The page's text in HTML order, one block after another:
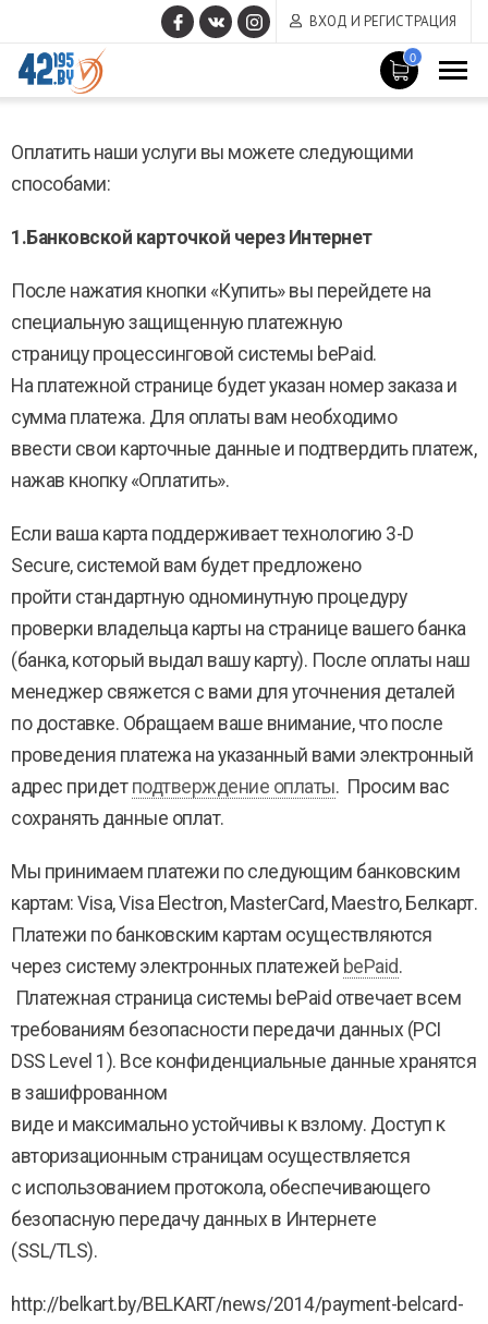
ВХОД И РЕГИСТРАЦИЯ
0
MAIN
CONTENT
7,2017
Оплатить наши услуги вы можете следующими
способами:
1.Банковской карточкой через Интернет
После нажатия кнопки «Купить» вы перейдете на
специальную защищенную платежную
страницу процессинговой системы bePaid.
На платежной странице будет указан номер заказа и
сумма платежа. Для оплаты вам необходимо
ввести свои карточные данные и подтвердить платеж,
нажав кнопку «Оплатить».
Если ваша карта поддерживает технологию 3-D
Secure, системой вам будет предложено
пройти стандартную одноминутную процедуру
проверки владельца карты на странице вашего банка
(банка, который выдал вашу карту). После оплаты наш
менеджер свяжется с вами для уточнения деталей
по доставке. Обращаем ваше внимание, что после
проведения платежа на указанный вами электронный
адрес придет подтверждение оплаты. Просим вас
сохранять данные оплат.
Мы принимаем платежи по следующим банковским
картам: Visa, Visa Electron, MasterCard, Maestro, Белкарт.
Платежи по банковским картам осуществляются
через систему электронных платежей bePaid.
Платежная страница системы bePaid отвечает всем
требованиям безопасности передачи данных (PCI
DSS Level 1). Все конфиденциальные данные хранятся
в зашифрованном
виде и максимально устойчивы к взлому. Доступ к
авторизационным страницам осуществляется
с использованием протокола, обеспечивающего
безопасную передачу данных в Интернетe
(SSL/TLS).
http://belkart.by/BELKART/news/2014/payment-belcard-